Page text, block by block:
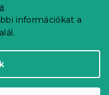
információkat a
. Minden jog